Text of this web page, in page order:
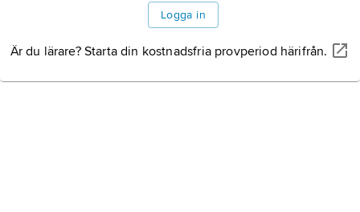
Logga in
Är du lärare? Starta din kostnadsfria provperiod härifrån.